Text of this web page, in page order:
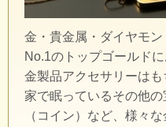
金・貴金属・ダイヤモ
No.1のトップゴールド
金製品アクセサリーは
家で眠っているその他
（コイン）など、様々